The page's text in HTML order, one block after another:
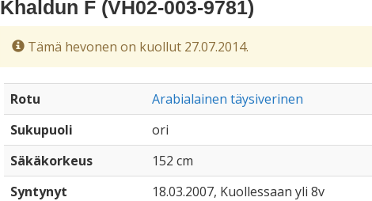
Khaldun F (VH02-003-9781)
Tämä hevonen on kuollut 27.07.2014.
Rotu
Arabialainen täysiverinen
Sukupuoli
ori
Säkäkorkeus
152 cm
Syntynyt
18.03.2007, Kuollessaan yli 8v